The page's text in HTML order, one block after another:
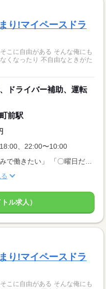
り!マイペースドラ
こに自由がある そんな俺にも
くなったり 不自由なときがた
ドライバー補助、運転
前駅
、22:00〜10:00
【自己申告シフト】 「土日休みで働きたい」 「〇曜日だけ働きたい」 働きたい日は事前に選べます。 お休み希望の曜日・時間についても 面談の際に教えてくださいね。 ※こちらは中型以上のお仕事の例です
ル求人）
り!マイペースドラ
こに自由がある そんな俺にも